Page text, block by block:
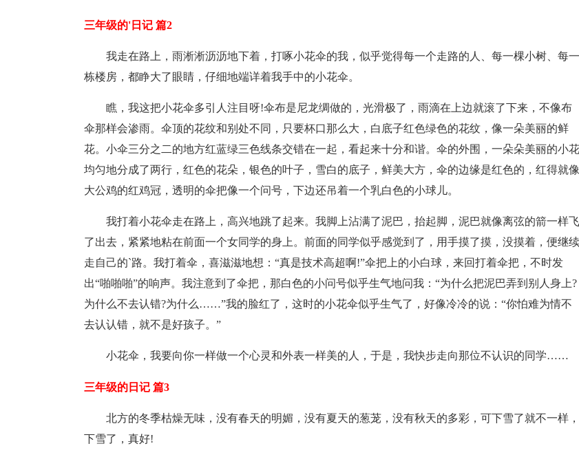
三年级的'日记 篇2
我走在路上，雨淅淅沥沥地下着，打啄小花伞的我，似乎觉得每一个走路的人、每一棵小树、每一
栋楼房，都睁大了眼睛，仔细地端详着我手中的小花伞。
瞧，我这把小花伞多引人注目呀!伞布是尼龙绸做的，光滑极了，雨滴在上边就滚了下来，不像布
伞那样会渗雨。伞顶的花纹和别处不同，只要杯口那么大，白底子红色绿色的花纹，像一朵美丽的鲜
花。小伞三分之二的地方红蓝绿三色线条交错在一起，看起来十分和谐。伞的外围，一朵朵美丽的小花
均匀地分成了两行，红色的花朵，银色的叶子，雪白的底子，鲜美大方，伞的边缘是红色的，红得就像
大公鸡的红鸡冠，透明的伞把像一个问号，下边还吊着一个乳白色的小球儿。
我打着小花伞走在路上，高兴地跳了起来。我脚上沾满了泥巴，抬起脚，泥巴就像离弦的箭一样飞
了出去，紧紧地粘在前面一个女同学的身上。前面的同学似乎感觉到了，用手摸了摸，没摸着，便继续
走自己的`路。我打着伞，喜滋滋地想：“真是技术高超啊!”伞把上的小白球，来回打着伞把，不时发
出“啪啪啪”的响声。我注意到了伞把，那白色的小问号似乎生气地问我：“为什么把泥巴弄到别人身上?
为什么不去认错?为什么……”我的脸红了，这时的小花伞似乎生气了，好像冷冷的说：“你怕难为情不
去认认错，就不是好孩子。”
小花伞，我要向你一样做一个心灵和外表一样美的人，于是，我快步走向那位不认识的同学……
三年级的日记 篇3
北方的冬季枯燥无味，没有春天的明媚，没有夏天的葱茏，没有秋天的多彩，可下雪了就不一样，
下雪了，真好!